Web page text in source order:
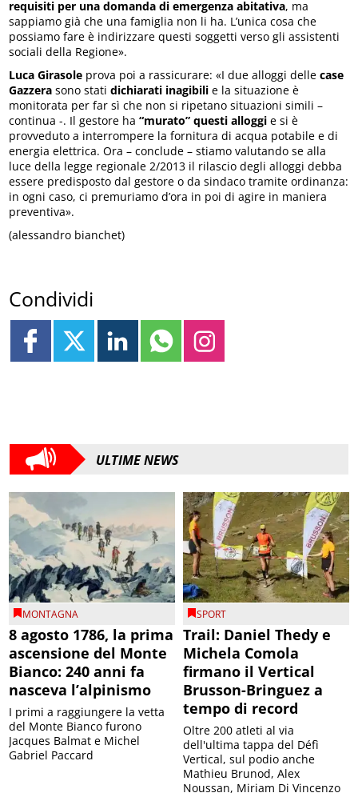
requisiti per una domanda di emergenza abitativa, ma
sappiamo già che una famiglia non li ha. L’unica cosa che
possiamo fare è indirizzare questi soggetti verso gli assistenti
sociali della Regione».
Luca Girasole prova poi a rassicurare: «I due alloggi dellecase
Gazzera sono statidichiarati inagibili e la situazione è
monitorata per far sì che non si ripetano situazioni simili –
continua -. Il gestore ha“murato” questi alloggi e si è
provveduto a interrompere la fornitura di acqua potabile e di
energia elettrica. Ora – conclude – stiamo valutando se alla
luce della legge regionale 2/2013 il rilascio degli alloggi debba
essere predisposto dal gestore o da sindaco tramite ordinanza:
in ogni caso, ci premuriamo d’ora in poi di agire in maniera
preventiva».
(alessandro bianchet)
Condividi
ULTIME NEWS
MONTAGNA
8 agosto 1786, la prima
ascensione del Monte
Bianco: 240 anni fa
nasceva l’alpinismo
I primi a raggiungere la vetta
del Monte Bianco furono
Jacques Balmat e Michel
Gabriel Paccard
SPORT
Trail: Daniel Thedy e
Michela Comola
firmano il Vertical
Brusson-Bringuez a
tempo di record
Oltre 200 atleti al via
dell'ultima tappa del Défì
Vertical, sul podio anche
Mathieu Brunod, Alex
Noussan, Miriam Di Vincenzo